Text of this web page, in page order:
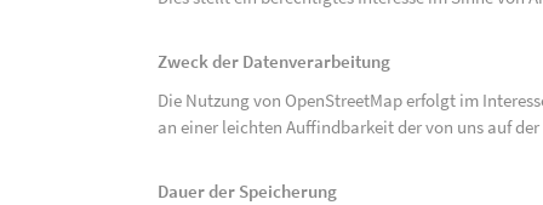
Zweck der Datenverarbeitung
Die Nutzung von OpenStreetMap erfolgt im
an einer leichten Auffindbarkeit der von uns auf
Dauer der Speicherung